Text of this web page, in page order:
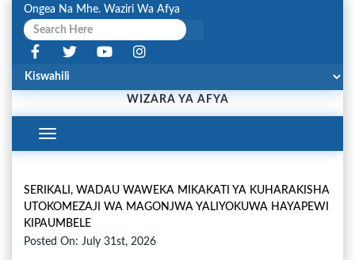
Ongea Na Mhe. Waziri Wa Afya
WIZARA YA AFYA
Toggle
Navigation
SERIKALI, WADAU WAWEKA MIKAKATI YA KUHARAKISHA
UTOKOMEZAJI WA MAGONJWA YALIYOKUWA HAYAPEWI
KIPAUMBELE
Posted On: July 31st, 2026